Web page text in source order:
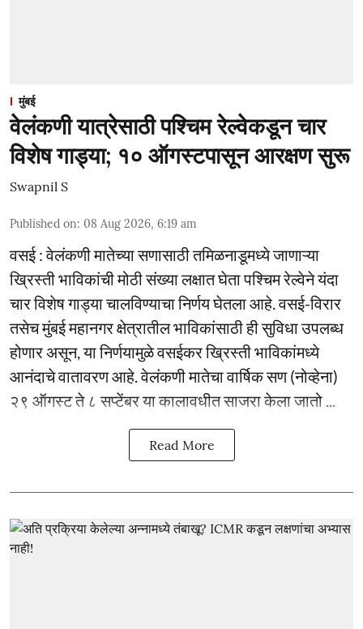
मुंबई
वेलंकणी यात्रेसाठी पश्चिम रेल्वेकडून चार
विशेष गाड्या; १० ऑगस्टपासून आरक्षण सुरू
Swapnil S
Published on: 08 Aug 2026, 6:19 am
वसई : वेलंकणी मातेच्या सणासाठी तमिळनाडूमध्ये जाणाऱ्या
ख्रिस्ती भाविकांची मोठी संख्या लक्षात घेता पश्चिम रेल्वेने यंदा
चार विशेष गाड्या चालविण्याचा निर्णय घेतला आहे. वसई-विरार
तसेच मुंबई महानगर क्षेत्रातील भाविकांसाठी ही सुविधा उपलब्ध
होणार असून, या निर्णयामुळे वसईकर ख्रिस्ती भाविकांमध्ये
आनंदाचे वातावरण आहे. वेलंकणी मातेचा वार्षिक सण (नोव्हेना)
२९ ऑगस्ट ते ८ सप्टेंबर या कालावधीत साजरा केला जातो ...
Read More